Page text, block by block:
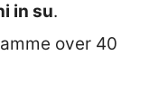
in su.
over 40